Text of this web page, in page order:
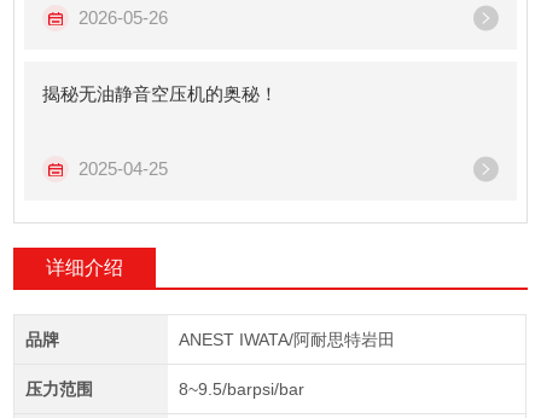
2026-05-26
揭秘无油静音空压机的奥秘！
2025-04-25
详细介绍
品牌 ANEST IWATA/阿耐思特岩田
压力范围 8~9.5/barpsi/bar